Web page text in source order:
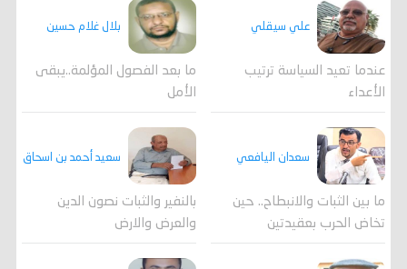
علي سيقلي
عندما تعيد السياسة ترتيب
الأعداء
بلال غلام حسين
ما بعد الفصول المؤلمة..يبقى
الأمل
سعدان اليافعي
ما بين الثبات والانبطاح.. حين
تخاض الحرب بعقيدتين
سعيد أحمد بن اسحاق
بالنفير والثبات نصون الدين
والعرض والارض